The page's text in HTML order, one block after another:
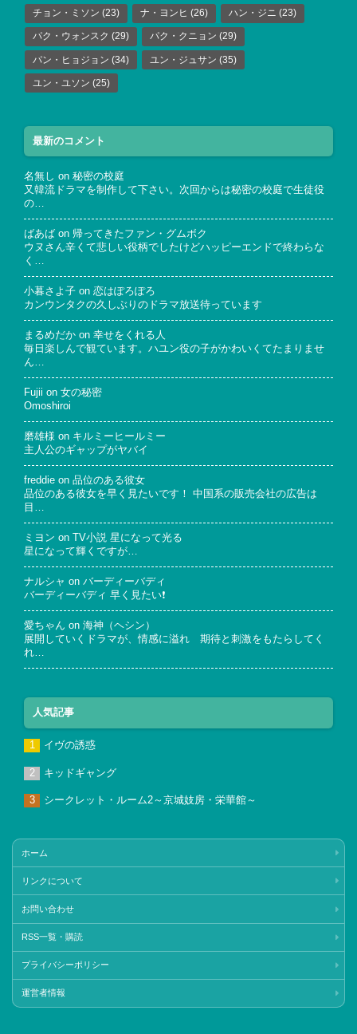
チョン・ミソン (23) ナ・ヨンヒ (26) ハン・ジニ (23)
パク・ウォンスク (29) パク・クニョン (29)
パン・ヒョジョン (34) ユン・ジュサン (35)
ユン・ユソン (25)
最新のコメント
名無し on 秘密の校庭
又韓流ドラマを制作して下さい。次回からは秘密の校庭で生徒役
の…
ばあば on 帰ってきたファン・グムボク
ウヌさん辛くて悲しい役柄でしたけどハッピーエンドで終わらな
く…
小暮さよ子 on 恋はぽろぽろ
カンウンタクの久しぶりのドラマ放送待っています
まるめだか on 幸せをくれる人
毎日楽しんで観ています。ハユン役の子がかわいくてたまりませ
ん…
Fujii on 女の秘密
Omoshiroi
磨雄様 on キルミーヒールミー
主人公のギャップがヤバイ
freddie on 品位のある彼女
品位のある彼女を早く見たいです！ 中国系の販売会社の広告は
目…
ミヨン on TV小説 星になって光る
星になって輝くですが…
ナルシャ on バーディーバディ
バーディーバディ 早く見たい❗
愛ちゃん on 海神（ヘシン）
展開していくドラマが、情感に溢れ 期待と刺激をもたらしてく
れ…
人気記事
イヴの誘惑
キッドギャング
シークレット・ルーム2～京城妓房・栄華館～
ホーム
リンクについて
お問い合わせ
RSS一覧・購読
プライバシーポリシー
運営者情報